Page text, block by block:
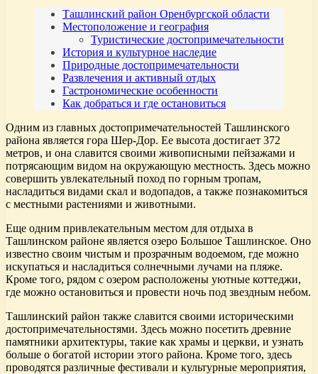
Ташлинский район Оренбургской области
Местоположение и география
Туристические достопримечательности
История и культурное наследие
Природные достопримечательности
Развлечения и активный отдых
Гастрономические особенности
Как добраться и где остановиться
Одним из главных достопримечательностей Ташлинского
района является гора Шер-Дор. Ее высота достигает 372
метров, и она славится своими живописными пейзажами и
потрясающим видом на окружающую местность. Здесь можно
совершить увлекательный поход по горным тропам,
насладиться видами скал и водопадов, а также познакомиться
с местными растениями и животными.
Еще одним привлекательным местом для отдыха в
Ташлинском районе является озеро Большое Ташлинское. Оно
известно своим чистым и прозрачным водоемом, где можно
искупаться и насладиться солнечными лучами на пляже.
Кроме того, рядом с озером расположены уютные коттеджи,
где можно остановиться и провести ночь под звездным небом.
Ташлинский район также славится своими историческими
достопримечательностями. Здесь можно посетить древние
памятники архитектуры, такие как храмы и церкви, и узнать
больше о богатой истории этого района. Кроме того, здесь
проводятся различные фестивали и культурные мероприятия,